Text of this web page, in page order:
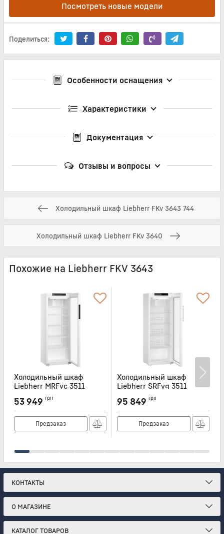
Посмотреть новые модели
Поделиться:
Особенности оснащения
Характеристики
Документация
Отзывы и вопросы
Холодильный шкаф Liebherr FKv 3643 744
Холодильный шкаф Liebherr FKv 3640
Похожие на Liebherr FKV 3643
Холодильный шкаф
Liebherr MRFvc 3511
MRFVC3511
53 949 грн
Предзаказ
Холодильный шкаф
Liebherr SRFvg 3511
SRFVG3511
95 849 грн
Предзаказ
КОНТАКТЫ
О МАГАЗИНЕ
КАТАЛОГ ТОВАРОВ